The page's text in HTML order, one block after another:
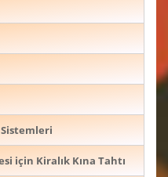
için Kiralık Kına Tahtı